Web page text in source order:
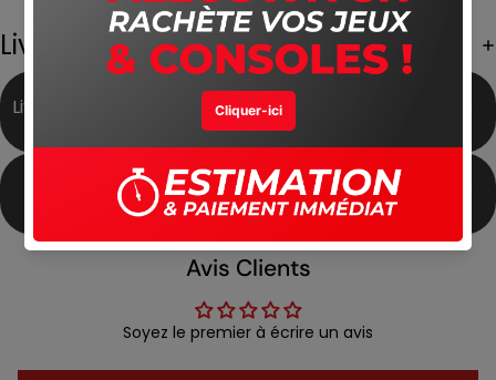
Livraison Gratuite
Livraison Gratuite partout Meilleur Prix du Marché
Produits Authentiques Satisfait ou Remboursé
Avis Clients
Soyez le premier à écrire un avis